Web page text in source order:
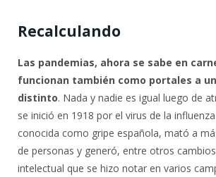
Recalculando
Las pandemias, ahora se sabe en
funcionan también como portales a
distinto. Nada y nadie es igual luego de
se inició en 1918 por el virus de la
conocida como gripe española, mató a
de personas y generó, entre otros
intelectual que se hizo notar en varios